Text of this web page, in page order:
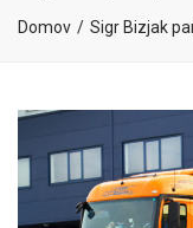
Domov Sigr Bizjak